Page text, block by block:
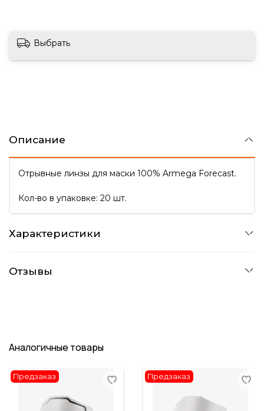
Выбрать
Описание
Отрывные линзы для маски 100% Armega Forecast.
Кол-во в упаковке: 20 шт.
Характеристики
Отзывы
Аналогичные товары
Предзаказ Предзаказ